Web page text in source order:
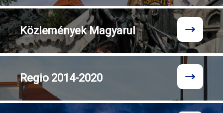
KözleményekMagyarul
Regio 2014-2020